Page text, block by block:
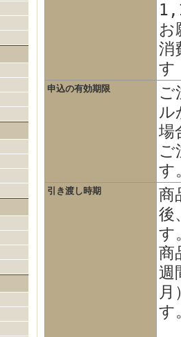
お
消
す
申込の有効期限
ご
ル
場
ご
す
引き渡し時期
商
後
す
商
週
す